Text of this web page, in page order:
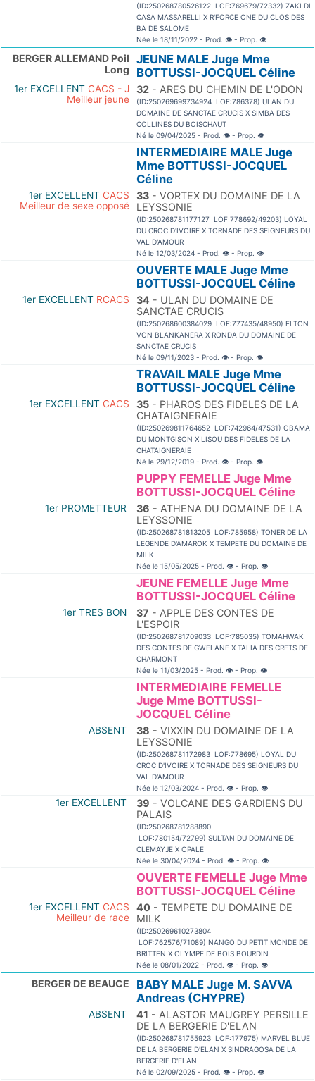
(ID:250268780526122 LOF:769679/72332) ZAKI DI
CASA MASSARELLI X R'FORCE ONE DU CLOS DES
BA DE SALOME
Née le 18/11/2022 - Prod. 👁 - Prop. 👁
BERGER ALLEMAND Poil
Long
JEUNE MALE Juge Mme
BOTTUSSI-JOCQUEL Céline
1er EXCELLENT CACS - J
Meilleur jeune
32 - ARES DU CHEMIN DE L'ODON
(ID:250269699734924 LOF:786378) ULAN DU
DOMAINE DE SANCTAE CRUCIS X SIMBA DES
COLLINES DU BOISCHAUT
Né le 09/04/2025 - Prod. 👁 - Prop. 👁
INTERMEDIAIRE MALE Juge
Mme BOTTUSSI-JOCQUEL
Céline
1er EXCELLENT CACS
Meilleur de sexe opposé
33 - VORTEX DU DOMAINE DE LA
LEYSSONIE
(ID:250268781177127 LOF:778692/49203) LOYAL
DU CROC D'IVOIRE X TORNADE DES SEIGNEURS DU
VAL D'AMOUR
Né le 12/03/2024 - Prod. 👁 - Prop. 👁
OUVERTE MALE Juge Mme
BOTTUSSI-JOCQUEL Céline
1er EXCELLENT RCACS 34 - ULAN DU DOMAINE DE
SANCTAE CRUCIS
(ID:250268600384029 LOF:777435/48950) ELTON
VON BLANKANERA X RONDA DU DOMAINE DE
SANCTAE CRUCIS
Né le 09/11/2023 - Prod. 👁 - Prop. 👁
TRAVAIL MALE Juge Mme
BOTTUSSI-JOCQUEL Céline
1er EXCELLENT CACS 35 - PHAROS DES FIDELES DE LA
CHATAIGNERAIE
(ID:250269811764652 LOF:742964/47531) OBAMA
DU MONTGISON X LISOU DES FIDELES DE LA
CHATAIGNERAIE
Né le 29/12/2019 - Prod. 👁 - Prop. 👁
PUPPY FEMELLE Juge Mme
BOTTUSSI-JOCQUEL Céline
1er PROMETTEUR 36 - ATHENA DU DOMAINE DE LA
LEYSSONIE
(ID:250268781813205 LOF:785958) TONER DE LA
LEGENDE D'AMAROK X TEMPETE DU DOMAINE DE
MILK
Née le 15/05/2025 - Prod. 👁 - Prop. 👁
JEUNE FEMELLE Juge Mme
BOTTUSSI-JOCQUEL Céline
1er TRES BON 37 - APPLE DES CONTES DE
L'ESPOIR
(ID:250268781709033 LOF:785035) TOMAHWAK
DES CONTES DE GWELANE X TALIA DES CRETS DE
CHARMONT
Née le 11/03/2025 - Prod. 👁 - Prop. 👁
INTERMEDIAIRE FEMELLE
Juge Mme BOTTUSSI-
JOCQUEL Céline
ABSENT 38 - VIXXIN DU DOMAINE DE LA
LEYSSONIE
(ID:250268781172983 LOF:778695) LOYAL DU
CROC D'IVOIRE X TORNADE DES SEIGNEURS DU
VAL D'AMOUR
Née le 12/03/2024 - Prod. 👁 - Prop. 👁
1er EXCELLENT 39 - VOLCANE DES GARDIENS DU
PALAIS
(ID:250268781288890
LOF:780154/72799) SULTAN DU DOMAINE DE
CLEMAYJE X OPALE
Née le 30/04/2024 - Prod. 👁 - Prop. 👁
OUVERTE FEMELLE Juge Mme
BOTTUSSI-JOCQUEL Céline
1er EXCELLENT CACS
Meilleur de race
40 - TEMPETE DU DOMAINE DE
MILK
(ID:250269610273804
LOF:762576/71089) NANGO DU PETIT MONDE DE
BRITTEN X OLYMPE DE BOIS BOURDIN
Née le 08/01/2022 - Prod. 👁 - Prop. 👁
BERGER DE BEAUCE
BABY MALE Juge M. SAVVA
Andreas (CHYPRE)
ABSENT 41 - ALASTOR MAUGREY PERSILLE
DE LA BERGERIE D'ELAN
(ID:250268781755923 LOF:177975) MARVEL BLUE
DE LA BERGERIE D'ELAN X SINDRAGOSA DE LA
BERGERIE D'ELAN
Né le 02/09/2025 - Prod. 👁 - Prop. 👁